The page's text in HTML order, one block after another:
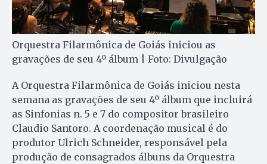
Orquestra Filarmônica de Goiás iniciou as
gravações de seu 4º álbum | Foto: Divulgação
A Orquestra Filarmônica de Goiás iniciou nesta
semana as gravações de seu 4º álbum que incluirá
as Sinfonias n. 5 e 7 do compositor brasileiro
Claudio Santoro. A coordenação musical é do
produtor Ulrich Schneider, responsável pela
produção de consagrados álbuns da Orquestra